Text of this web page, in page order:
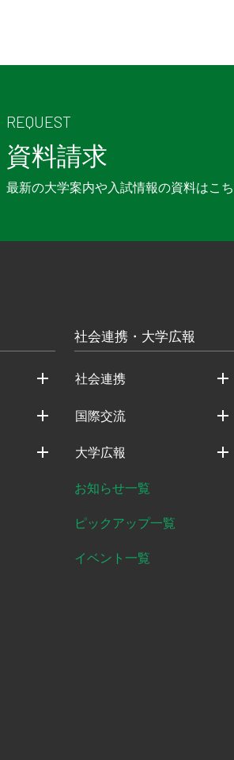
REQUEST
資料請求
最新の大学案内や入試情報の資料はこ
社会連携・大学広報
社会連携
国際交流
大学広報
お知らせ一覧
ピックアップ一覧
イベント一覧